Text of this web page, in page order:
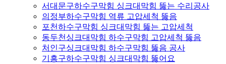
서대문구하수구막힘 싱크대막힘 뚫는 수리공사
의정부하수구막힘 역류 고압세척 뚫음
포천하수구막힘 싱크대막힘 뚫는 고압세척
동두천싱크대막힘 하수구막힘 고압세척 뚫음
처인구싱크대막힘 하수구막힘 뚫음 공사
기흥구하수구막힘 싱크대막힘 뚫어요